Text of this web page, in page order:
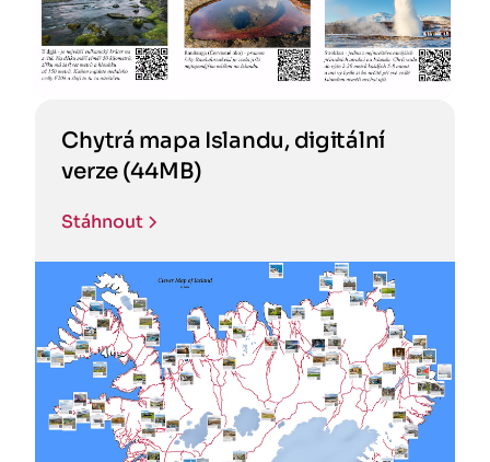
Chytrá mapa Islandu, digitální
verze (44MB)
Stáhnout